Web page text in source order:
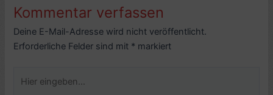
Kommentar verfassen
Deine E-Mail-Adresse wird nicht veröffentlicht.
Erforderliche Felder sind mit * markiert
eingeben…